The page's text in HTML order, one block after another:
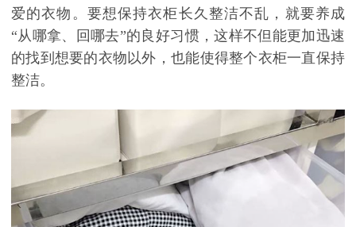
爱的衣物。要想保持衣柜长久整洁不乱，就要养成
“从哪拿、回哪去”的良好习惯，这样不但能更加迅速
的找到想要的衣物以外，也能使得整个衣柜一直保持
整洁。